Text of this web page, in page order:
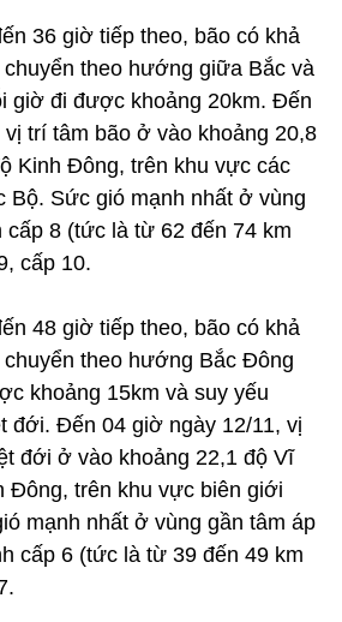
36 giờ tiếp theo, bão có khả
theo hướng giữa Bắc và
giờ đi được khoảng 20km. Đến
trí tâm bão ở vào khoảng 20,8
Kinh Đông, trên khu vực các
Bộ. Sức gió mạnh nhất ở vùng
cấp 8 (tức là từ 62 đến 74 km
cấp 10.
48 giờ tiếp theo, bão có khả
theo hướng Bắc Đông
khoảng 15km và suy yếu
đới. Đến 04 giờ ngày 12/11, vị
đới ở vào khoảng 22,1 độ Vĩ
Đông, trên khu vực biên giới
mạnh nhất ở vùng gần tâm áp
cấp 6 (tức là từ 39 đến 49 km